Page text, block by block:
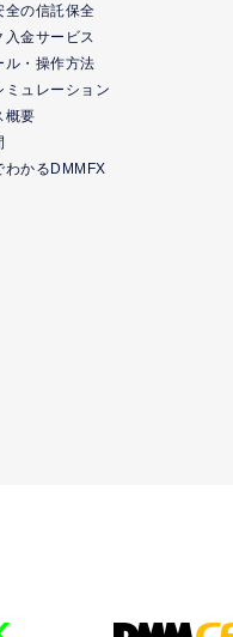
全の信託保全
入金サービス
ル・操作方法
ミュレーション
概要
わかるDMMFX